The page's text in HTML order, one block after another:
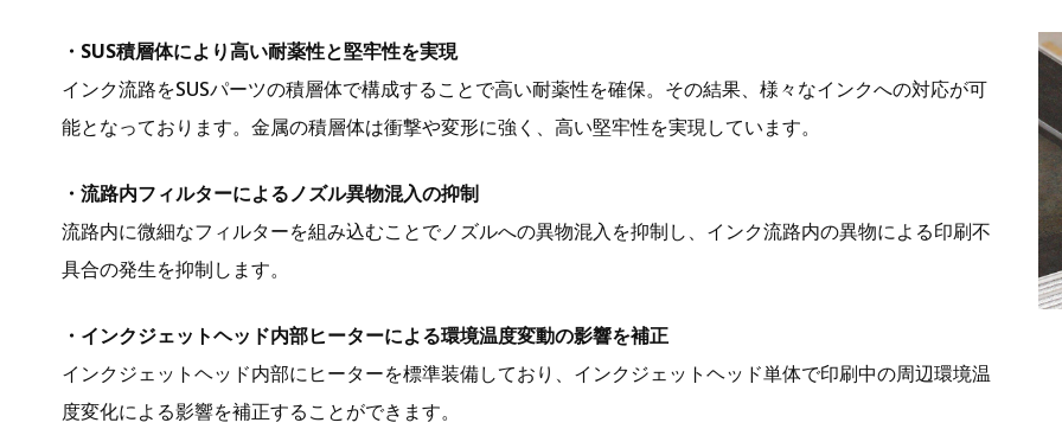
・SUS積層体により高い耐薬性と堅牢性を実現
インク流路をSUSパーツの積層体で構成することで高い耐薬性を確保。その結果、様々なインクへの対応が可
能となっております。金属の積層体は衝撃や変形に強く、高い堅牢性を実現しています。
・流路内フィルターによるノズル異物混入の抑制
流路内に微細なフィルターを組み込むことでノズルへの異物混入を抑制し、インク流路内の異物による印刷不
具合の発生を抑制します。
・インクジェットヘッド内部ヒーターによる環境温度変動の影響を補正
インクジェットヘッド内部にヒーターを標準装備しており、インクジェットヘッド単体で印刷中の周辺環境温
度変化による影響を補正することができます。